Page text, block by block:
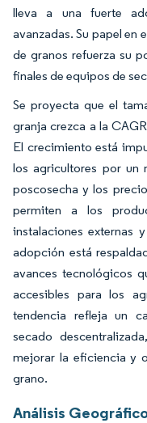
lleva a una fuerte
avanzadas. Su papel en
de granos refuerza su
finales de equipos de
Se proyecta que el
granja crezca a la
El crecimiento está
los agricultores por un
poscosecha y los
permiten a los
instalaciones externas
adopción está
avances tecnológicos
accesibles para los
tendencia refleja un
secado
mejorar la eficiencia y
grano.
Análisis